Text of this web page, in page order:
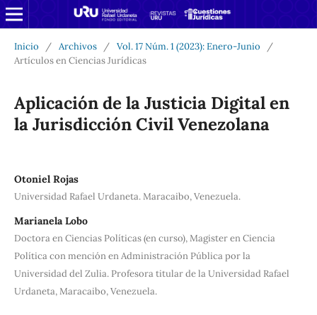
Inicio / Archivos / Vol. 17 Núm. 1 (2023): Enero-Junio
/
Artículos en Ciencias Jurídicas
Aplicación de la Justicia Digital en
la Jurisdicción Civil Venezolana
Otoniel Rojas
Universidad Rafael Urdaneta. Maracaibo, Venezuela.
Marianela Lobo
Doctora en Ciencias Políticas (en curso), Magister en Ciencia
Política con mención en Administración Pública por la
Universidad del Zulia. Profesora titular de la Universidad Rafael
Urdaneta, Maracaibo, Venezuela.